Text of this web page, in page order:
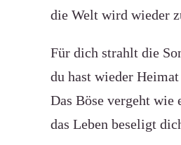
die Welt wird wieder
Für dich strahlt die
du hast wieder
Das Böse vergeht wie
das Leben beseligt